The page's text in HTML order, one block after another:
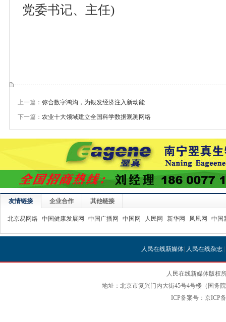
党委书记、主任)
上一篇： 弥合数字鸿沟，为银发经济注入新动能
下一篇： 农业十大领域建立全国科学数据观测网络
友情链接 企业合作 其他链接
北京易网络 中国健康发展网 中国广播网 中国网 人民网 新华网 凤凰网 中国
人民在线新媒体| 人民在线杂志|
人民在线新媒体版权
地址：北京市复兴门内大街45号4号楼（国务
ICP备案号：京ICP